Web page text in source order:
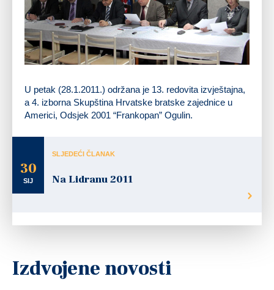
U petak (28.1.2011.) održana je 13. redovita izvještajna,
a 4. izborna Skupština Hrvatske bratske zajednice u
Americi, Odsjek 2001 “Frankopan” Ogulin.
30
SIJ
SLJEDEĆI ČLANAK
Na Lidranu 2011
Izdvojene novosti